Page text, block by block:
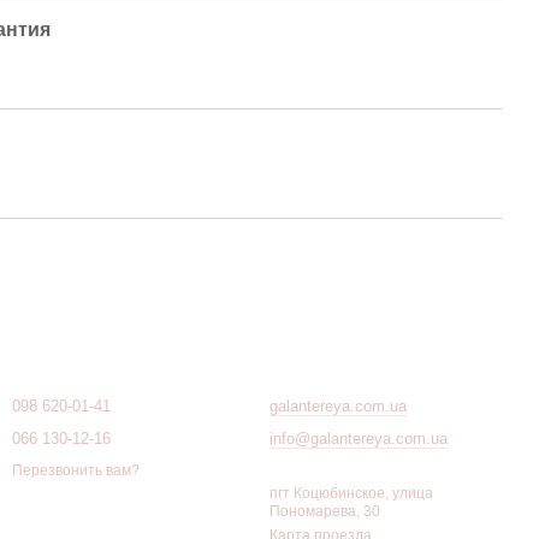
098 620-01-41
066 130-12-16
Перезвонить вам?
galantereya.com.ua
info@galantereya.com.ua
пгт Коцюбинское, улица
Пономарева, 30
Карта проезда